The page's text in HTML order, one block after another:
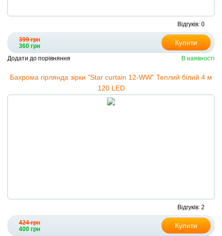
Відгуків: 0
399 грн
360 грн
Купити
Додати до порівняння В наявності
Бахрома гірлянда зірки "Star curtain 12-WW" Теплий білий 4 м
120 LED
Відгуків: 2
424 грн
400 грн
Купити